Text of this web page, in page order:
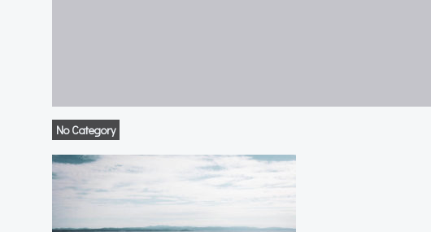
No Category